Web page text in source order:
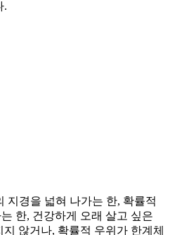
.
지경을 넓혀 나가는 한, 확률적
한, 건강하게 오래 살고 싶은
않거나, 확률적 우위가 한계체